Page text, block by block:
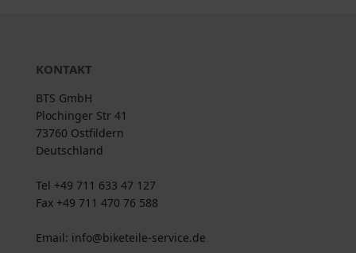
KONTAKT
BTS GmbH
Plochinger Str 41
73760 Ostfildern
Deutschland
Tel +49 711 633 47 127
Fax +49 711 470 76 588
Email: info@biketeile-service.de